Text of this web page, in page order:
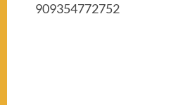
909354772752